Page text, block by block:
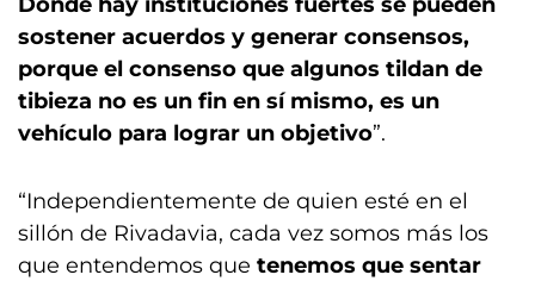
sostener acuerdos y generar consensos,
porque el consenso que algunos tildan de
tibieza no es un fin en sí mismo, es un
vehículo para lograr un objetivo”.
“Independientemente de quien esté en el
sillón de Rivadavia, cada vez somos más los
que entendemos que tenemos que sentar